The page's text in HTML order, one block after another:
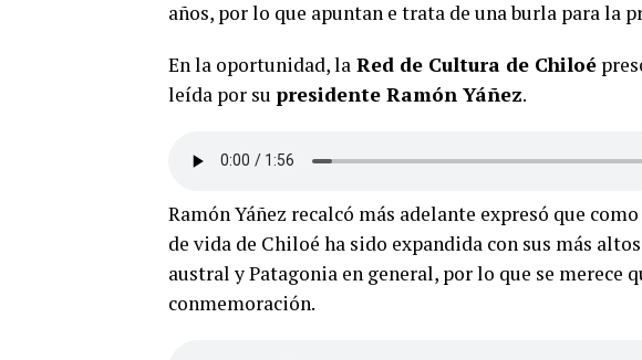
años, por lo que apuntan e trata de una burla para la
En la oportunidad, la Red de Cultura de Chiloé
leída por su presidente Ramón Yáñez.
Ramón Yáñez recalcó más adelante expresó que
de vida de Chiloé ha sido expandida con sus más
austral y Patagonia en general, por lo que se merece
conmemoración.